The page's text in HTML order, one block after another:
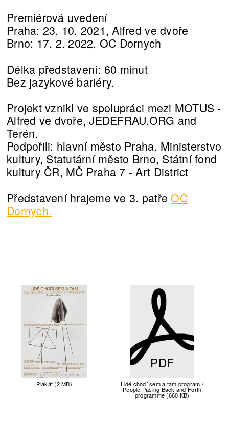
Premiérová uvedení
Praha: 23. 10. 2021, Alfred ve dvoře
Brno: 17. 2. 2022, OC Dornych
Délka představení: 60 minut
Bez jazykové bariéry.
Projekt vznikl ve spolupráci mezi MOTUS -
Alfred ve dvoře, JEDEFRAU.ORG and
Terén.
Podpořili: hlavní město Praha, Ministerstvo
kultury, Statutární město Brno, Státní fond
kultury ČR, MČ Praha 7 - Art District
Představení hrajeme ve 3. patřeOC
Dornych.
Plakát (2 MB)
PDF
Lidé chodí sem a tam program /
People Pacing Back and Forth
programme (660 KB)